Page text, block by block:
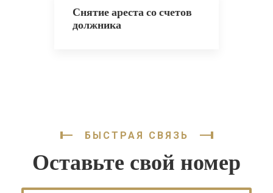
Снятие ареста со счетов
должника
БЫСТРАЯ СВЯЗЬ
Оставьте свой номер